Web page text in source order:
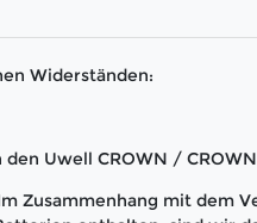
Widerständen:
den Uwell CROWN /
Zusammenhang mit dem